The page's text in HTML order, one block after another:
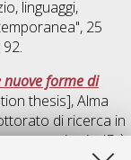
linguaggi,
, 25
nuove forme di
thesis], Alma
di ricerca in
e territorio (Età